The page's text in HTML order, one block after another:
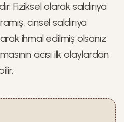
Fiziksel olarak saldırıya
cinsel saldırıya
ihmal edilmiş olsanız
acısı ilk olaylardan